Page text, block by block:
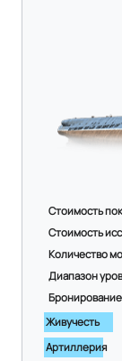
Стоимость
Стоимость
Количество
Диапазон
Бронирование
Живучесть
Артиллерия